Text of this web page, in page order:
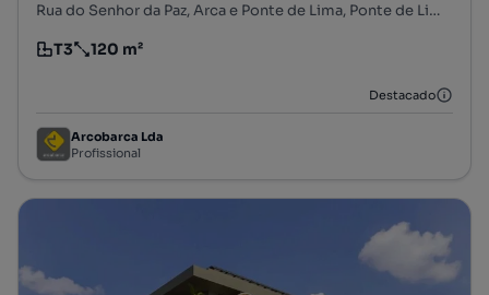
Rua do Senhor da Paz, Arca e Ponte de Lima, Ponte de Lima, Viana do Castelo
Tipologia
T3
Preço por metro quadrado
120 m²
Destacado
Arcobarca Lda
Profissional